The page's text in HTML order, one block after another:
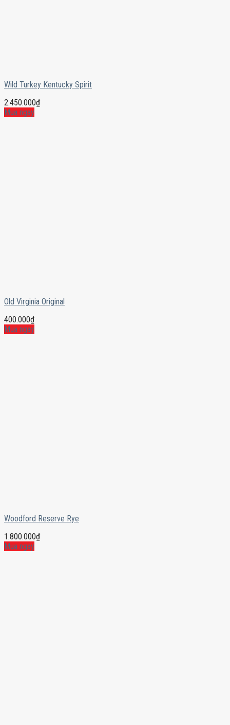
Wild Turkey Kentucky Spirit
2.450.000₫
Mua ngay
Old Virginia Original
400.000₫
Mua ngay
Woodford Reserve Rye
1.800.000₫
Mua ngay